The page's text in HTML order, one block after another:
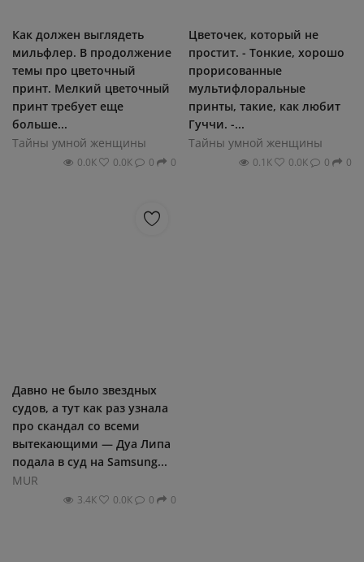
Как должен выглядеть
мильфлер. В продолжение
темы про цветочный
принт. Мелкий цветочный
принт требует еще
больше...
Тайны умной женщины
0.0К 0.0К 0 0
Цветочек, который не
простит. - Тонкие, хорошо
прорисованные
мультифлоральные
принты, такие, как любит
Гуччи. -...
Тайны умной женщины
0.1К 0.0К 0 0
Давно не было звездных
судов, а тут как раз узнала
про скандал со всеми
вытекающими — Дуа Липа
подала в суд на Samsung...
MUR
3.4К 0.0К 0 0